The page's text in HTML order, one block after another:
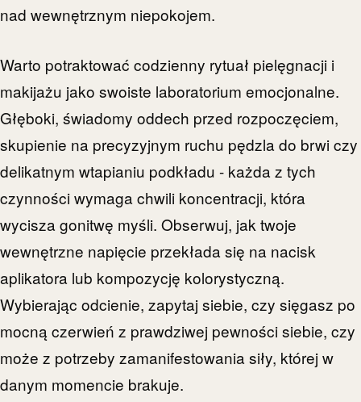
nad wewnętrznym niepokojem.
Warto potraktować codzienny rytuał pielęgnacji i
makijażu jako swoiste laboratorium emocjonalne.
Głęboki, świadomy oddech przed rozpoczęciem,
skupienie na precyzyjnym ruchu pędzla do brwi czy
delikatnym wtapianiu podkładu - każda z tych
czynności wymaga chwili koncentracji, która
wycisza gonitwę myśli. Obserwuj, jak twoje
wewnętrzne napięcie przekłada się na nacisk
aplikatora lub kompozycję kolorystyczną.
Wybierając odcienie, zapytaj siebie, czy sięgasz po
mocną czerwień z prawdziwej pewności siebie, czy
może z potrzeby zamanifestowania siły, której w
danym momencie brakuje.